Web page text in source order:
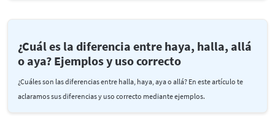
¿Cuál es la diferencia entre haya, halla, allá
o aya? Ejemplos y uso correcto
¿Cuáles son las diferencias entre halla, haya, aya o allá? En este artículo te
aclaramos sus diferencias y uso correcto mediante ejemplos.